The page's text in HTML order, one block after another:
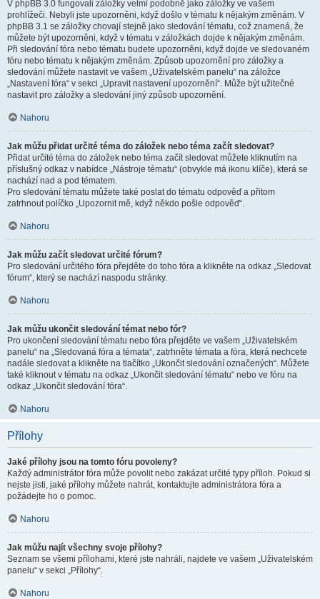
V phpBB 3.0 fungovali záložky velmi podobně jako záložky ve vašem
prohlížeči. Nebyli jste upozorněni, když došlo v tématu k nějakým změnám. V
phpBB 3.1 se záložky chovají stejně jako sledování tématu, což znamená, že
můžete být upozorněni, když v tématu v záložkách dojde k nějakým změnám.
Při sledování fóra nebo tématu budete upozorněni, když dojde ve sledovaném
fóru nebo tématu k nějakým změnám. Způsob upozornění pro záložky a
sledování můžete nastavit ve vašem „Uživatelském panelu“ na záložce
„Nastavení fóra“ v sekci „Upravit nastavení upozornění“. Může být užitečné
nastavit pro záložky a sledování jiný způsob upozornění.
Nahoru
Jak můžu přidat určité téma do záložek nebo téma začít sledovat?
Přidat určité téma do záložek nebo téma začít sledovat můžete kliknutím na
příslušný odkaz v nabídce „Nástroje tématu“ (obvykle má ikonu klíče), která se
nachází nad a pod tématem.
Pro sledování tématu můžete také poslat do tématu odpověď a přitom
zatrhnout políčko „Upozornit mě, když někdo pošle odpověď“.
Nahoru
Jak můžu začít sledovat určité fórum?
Pro sledování určitého fóra přejděte do toho fóra a klikněte na odkaz „Sledovat
fórum“, který se nachází naspodu stránky.
Nahoru
Jak můžu ukončit sledování témat nebo fór?
Pro ukončení sledování tématu nebo fóra přejděte ve vašem „Uživatelském
panelu“ na „Sledovaná fóra a témata“, zatrhněte témata a fóra, která nechcete
nadále sledovat a klikněte na tlačítko „Ukončit sledování označených“. Můžete
také kliknout v tématu na odkaz „Ukončit sledování tématu“ nebo ve fóru na
odkaz „Ukončit sledování fóra“.
Nahoru
Přílohy
Jaké přílohy jsou na tomto fóru povoleny?
Každý administrátor fóra může povolit nebo zakázat určité typy příloh. Pokud si
nejste jisti, jaké přílohy můžete nahrát, kontaktujte administrátora fóra a
požádejte ho o pomoc.
Nahoru
Jak můžu najít všechny svoje přílohy?
Seznam se všemi přílohami, které jste nahráli, najdete ve vašem „Uživatelském
panelu“ v sekci „Přílohy“.
Nahoru